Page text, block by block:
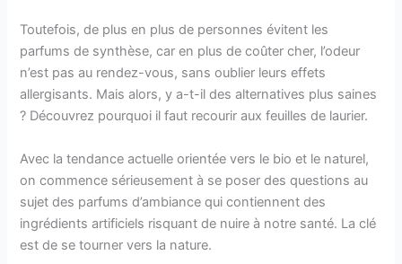
Toutefois, de plus en plus de personnes évitent les
parfums de synthèse, car en plus de coûter cher, l’odeur
n’est pas au rendez-vous, sans oublier leurs effets
allergisants. Mais alors, y a-t-il des alternatives plus saines
? Découvrez pourquoi il faut recourir aux feuilles de laurier.
Avec la tendance actuelle orientée vers le bio et le naturel,
on commence sérieusement à se poser des questions au
sujet des parfums d’ambiance qui contiennent des
ingrédients artificiels risquant de nuire à notre santé. La clé
est de se tourner vers la nature.